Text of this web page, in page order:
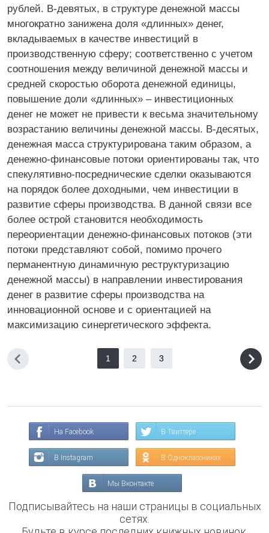
рублей. В-девятых, в структуре денежной массы
многократно занижена доля «длинных» денег,
вкладываемых в качестве инвестиций в
производственную сферу; соответственно с учетом
соотношения между величиной денежной массы и
средней скоростью оборота денежной единицы,
повышение доли «длинных» – инвестиционных
денег не может не привести к весьма значительному
возрастанию величины денежной массы. В-десятых,
денежная масса структурирована таким образом, а
денежно-финансовые потоки ориентированы так, что
спекулятивно-посреднические сделки оказываются
на порядок более доходными, чем инвестиции в
развитие сферы производства. В данной связи все
более острой становится необходимость
переориентации денежно-финансовых потоков (эти
потоки представляют собой, помимо прочего
перманентную динамичную реструктуризацию
денежной массы) в направлении инвестирования
денег в развитие сферы производства на
инновационной основе и с ориентацией на
максимизацию синергетического эффекта.
1 2 3
На Facebook В Твиттере
В Instagram В Одноклассниках
Мы Вконтакте
Подписывайтесь на наши страницы в социальных
сетях.